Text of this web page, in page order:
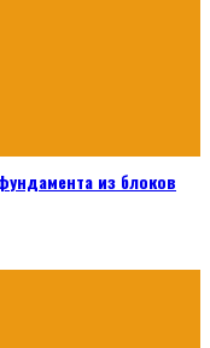
из блоков